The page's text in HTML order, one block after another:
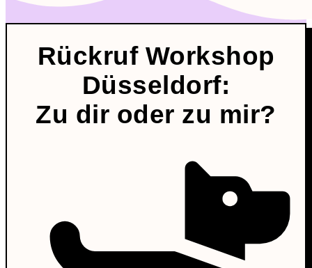
Rückruf Workshop
Düsseldorf:
Zu dir oder zu mir?